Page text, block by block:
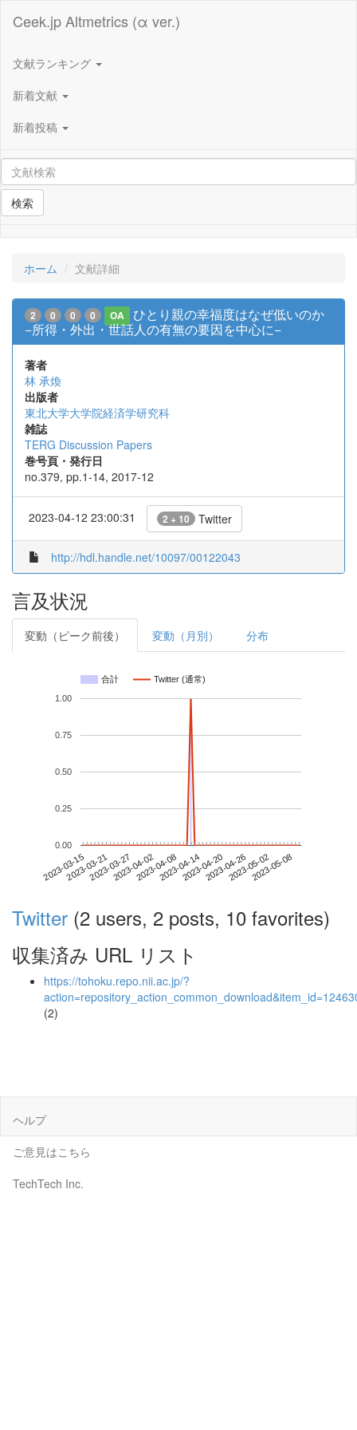
Ceek.jp Altmetrics (α ver.)
文献ランキング
新着文献
新着投稿
検索
ホーム 文献詳細
2 0 0 0 OA
ひとり親の幸福度はなぜ低いのか
−所得・外出・世話人の有無の要因を中心に−
著者
林 承煥
出版者
東北大学大学院経済学研究科
雑誌
TERG Discussion Papers
巻号頁・発行日
no.379, pp.1-14, 2017-12
2023-04-12 23:00:31 2 + 10 Twitter
http://hdl.handle.net/10097/00122043
言及状況
変動（ピーク前後） 変動（月別） 分布
合計 Twitter (通常)
2023-03-152023-03-212023-03-272023-04-022023-04-082023-04-142023-04-202023-04-262023-05-022023-05-08
0.00
0.25
0.50
0.75
1.00
Twitter (2 users, 2 posts, 10 favorites)
収集済み URL リスト
https://tohoku.repo.nii.ac.jp/?
(2)
ヘルプ
ご意見はこちら
TechTech Inc.